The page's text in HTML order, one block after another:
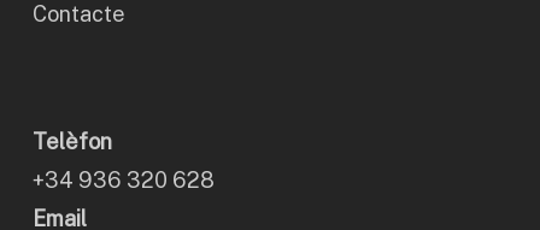
Contacte
Telèfon
+34 936 320 628
Email